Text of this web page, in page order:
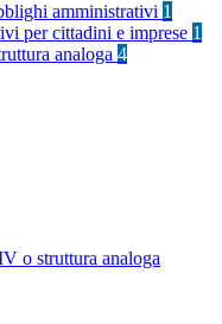
amministrativi 1
per cittadini e imprese 1
analoga 4
o struttura analoga